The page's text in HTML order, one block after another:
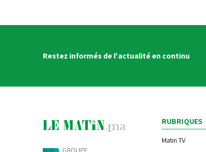
Restez informés de l'actualité en continu
RUBRIQUES
Matin TV